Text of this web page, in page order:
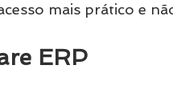
mais prático e
ERP